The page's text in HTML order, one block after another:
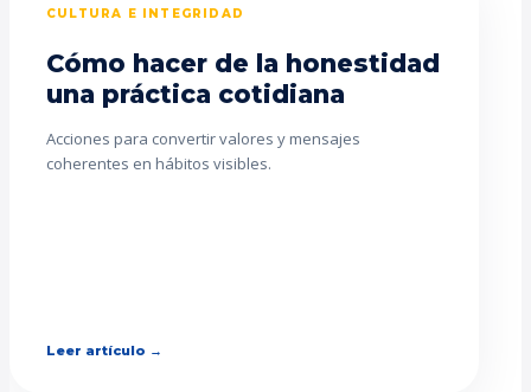
CULTURA E INTEGRIDAD
Cómo hacer de la honestidad
una práctica cotidiana
Acciones para convertir valores y mensajes
coherentes en hábitos visibles.
Leer artículo →